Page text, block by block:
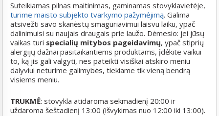
Suteikiamas pilnas maitinimas, gaminamas stovyklavietėje,
turime maisto subjekto tvarkymo pažymėjimą. Galima
atsivežti savo skanėstų smaguriavimui laisvu laiku, ypač
dalinimuisi su naujais draugais prie laužo. Dėmesio: jei jūsų
vaikas turi specialių mitybos pageidavimų, ypač stiprių
alergijų dažnai pasitaikantiems produktams, įdėkite vaikui
to, ką jis gali valgyti, nes pateikti visiškai atskiro meniu
dalyviui neturime galimybės, tiekiame tik vieną bendrą
visiems meniu.
TRUKMĖ: stovykla atidaroma sekmadienį 20:00 ir
uždaroma šeštadienį 13:00 (išvykimas nuo 12:00 iki 13:00).